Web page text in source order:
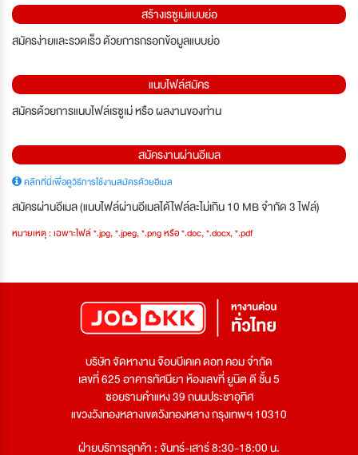
สร้างเรซูเม่แบบย่อ
สมัครง่ายและรวดเร็ว ด้วยการกรอกข้อมูลแบบย่อ
แนบไฟล์สมัคร
สมัครด้วยการแนบไฟล์เรซูเม่ หรือ ผลงานของท่าน
สมัครงานผ่านอีเมล
คลิกที่นี่เพื่อดูวิธีการใช้งานสมัครด้วยอีเมล
สมัครผ่านอีเมล (แนบไฟล์ผ่านอีเมลได้ไฟล์ละไม่เกิน 10 MB จำกัด 3 ไฟล์)
หมายเหตุ : เฉพาะไฟล์ *.jpg, *.jpeg, *.png หรือ *.doc, *.docx, *.pdf
บริษัท จัดหางาน จ๊อบบีเคเค ดอท คอม จำกัด
เลขที่ 625 อาคารทัศนียา ห้องเลขที่ ยูนิต ดี ชั้น 5
ซอยรามคำแหง 39 ถนนประชาอุทิศ
แขวงวังทองหลางเขตวังทองหลาง กรุงเทพฯ 10310
ฝ่ายบริการลูกค้า : จันทร์-เสาร์ 8:30-18:00 น.